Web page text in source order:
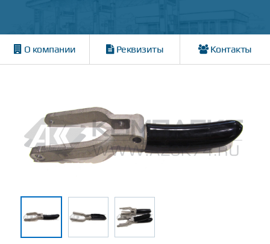
О компании Реквизиты Контакты